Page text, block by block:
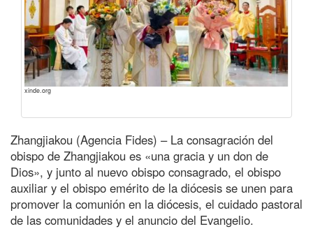
xinde.org
Zhangjiakou (Agencia Fides) – La consagración del
obispo de Zhangjiakou es «una gracia y un don de
Dios», y junto al nuevo obispo consagrado, el obispo
auxiliar y el obispo emérito de la diócesis se unen para
promover la comunión en la diócesis, el cuidado pastoral
de las comunidades y el anuncio del Evangelio.